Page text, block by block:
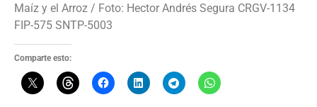
Maíz y el Arroz / Foto: Hector Andrés Segura CRGV-1134
FIP-575 SNTP-5003
Comparte esto: